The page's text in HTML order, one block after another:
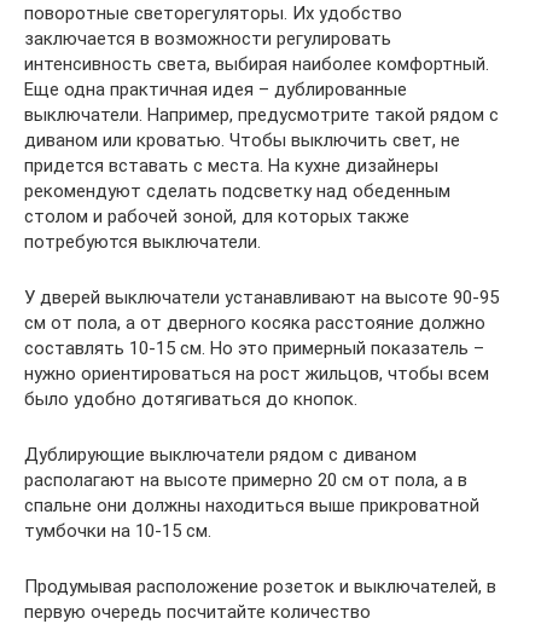
поворотные светорегуляторы. Их удобство
заключается в возможности регулировать
интенсивность света, выбирая наиболее комфортный.
Еще одна практичная идея – дублированные
выключатели. Например, предусмотрите такой рядом с
диваном или кроватью. Чтобы выключить свет, не
придется вставать с места. На кухне дизайнеры
рекомендуют сделать подсветку над обеденным
столом и рабочей зоной, для которых также
потребуются выключатели.
У дверей выключатели устанавливают на высоте 90-95
см от пола, а от дверного косяка расстояние должно
составлять 10-15 см. Но это примерный показатель –
нужно ориентироваться на рост жильцов, чтобы всем
было удобно дотягиваться до кнопок.
Дублирующие выключатели рядом с диваном
располагают на высоте примерно 20 см от пола, а в
спальне они должны находиться выше прикроватной
тумбочки на 10-15 см.
Продумывая расположение розеток и выключателей, в
первую очередь посчитайте количество